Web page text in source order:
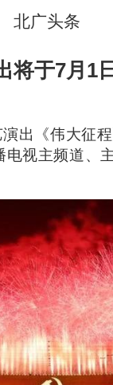
北广头条
将于7月1
出《伟大征
视主频道、